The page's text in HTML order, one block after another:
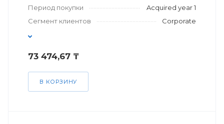
Период покупки
Acquired year 1
Сегмент клиентов
Corporate
73 474,67 ₸
В КОРЗИНУ